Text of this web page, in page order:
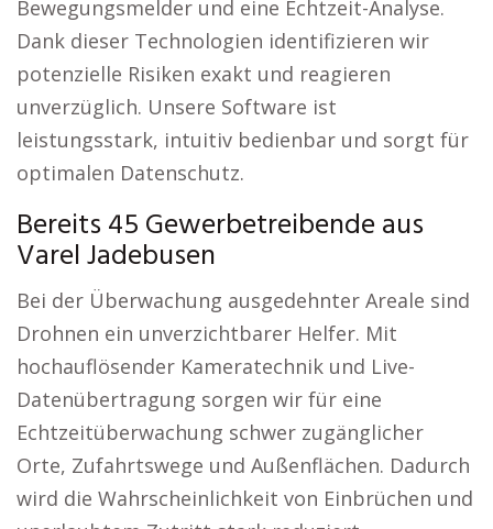
Bewegungsmelder und eine Echtzeit-Analyse.
Dank dieser Technologien identifizieren wir
potenzielle Risiken exakt und reagieren
unverzüglich. Unsere Software ist
leistungsstark, intuitiv bedienbar und sorgt für
optimalen Datenschutz.
Bereits 45 Gewerbetreibende aus
Varel Jadebusen
Bei der Überwachung ausgedehnter Areale sind
Drohnen ein unverzichtbarer Helfer. Mit
hochauflösender Kameratechnik und Live-
Datenübertragung sorgen wir für eine
Echtzeitüberwachung schwer zugänglicher
Orte, Zufahrtswege und Außenflächen. Dadurch
wird die Wahrscheinlichkeit von Einbrüchen und